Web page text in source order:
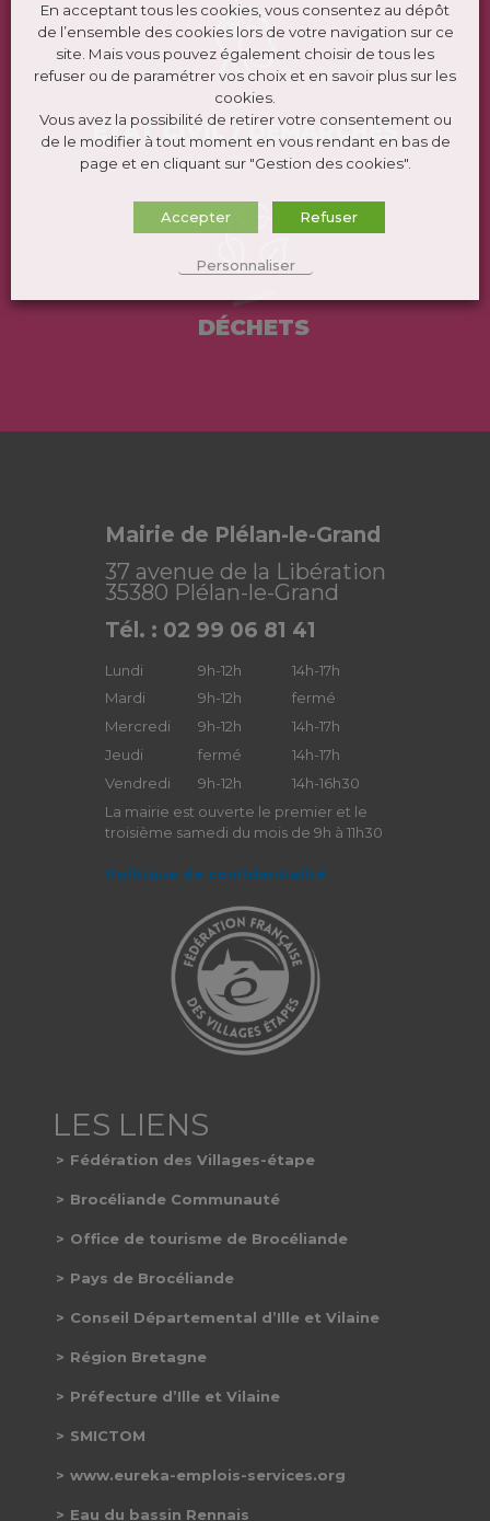
ÉTAT CIVIL / DEMARCHES
DÉCHETS
Mairie de Plélan-le-Grand
37 avenue de la Libération
35380 Plélan-le-Grand
Tél. : 02 99 06 81 41
Lundi 9h-12h
14h-17h
Mardi
9h-12h
fermé
Mercredi
9h-12h
14h-17h
Jeudi
fermé
14h-17h
Vendredi
9h-12h
14h-16h30
La mairie est ouverte le premier et le
troisième samedi du mois de 9h à 11h30
Politique de confidentialité
Fédération des Villages-étape
Brocéliande Communauté
Office de tourisme de Brocéliande
Pays de Brocéliande
Conseil Départemental d’Ille et Vilaine
Région Bretagne
Préfecture d’Ille et Vilaine
SMICTOM
www.eureka-emplois-services.org
Eau du bassin Rennais
En acceptant tous les cookies, vous consentez au dépôt
de l’ensemble des cookies lors de votre navigation sur ce
site. Mais vous pouvez également choisir de tous les
refuser ou de paramétrer vos choix et en savoir plus sur les
cookies.
Vous avez la possibilité de retirer votre consentement ou
de le modifier à tout moment en vous rendant en bas de
page et en cliquant sur "Gestion des cookies".
Accepter Refuser
Personnaliser